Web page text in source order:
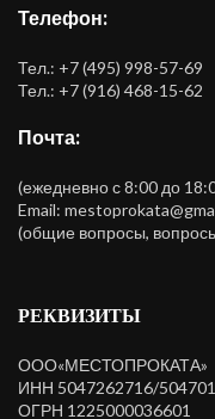
Телефон:
Тел.: +7 (495) 998-57-69
Тел.: +7 (916) 468-15-62
Почта:
(ежедневно с 8:00 до
Email:
(общие вопросы,
РЕКВИЗИТЫ
ООО«МЕСТОПРОКАТА»
ИНН 5047262716/
ОГРН 1225000036601